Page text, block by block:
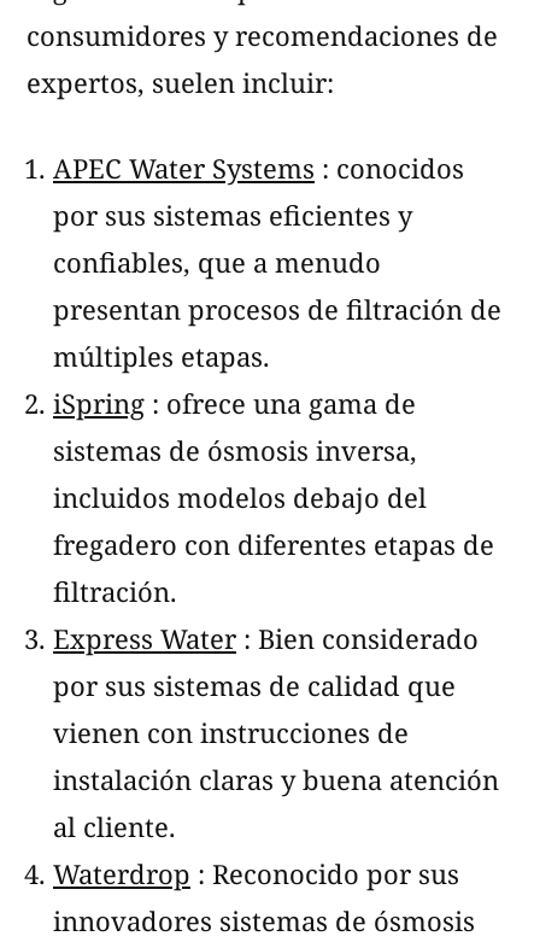
consumidores y recomendaciones de
expertos, suelen incluir:
APEC Water Systems : conocidos
por sus sistemas eficientes y
confiables, que a menudo
presentan procesos de filtración de
múltiples etapas.
iSpring : ofrece una gama de
sistemas de ósmosis inversa,
incluidos modelos debajo del
fregadero con diferentes etapas de
filtración.
Express Water : Bien considerado
por sus sistemas de calidad que
vienen con instrucciones de
instalación claras y buena atención
al cliente.
Waterdrop : Reconocido por sus
innovadores sistemas de ósmosis